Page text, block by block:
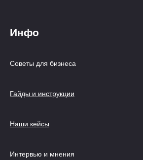
Инфо
Советы для бизнеса
Гайды и инструкции
Наши кейсы
Интервью и мнения